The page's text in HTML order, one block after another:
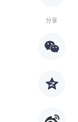
分享